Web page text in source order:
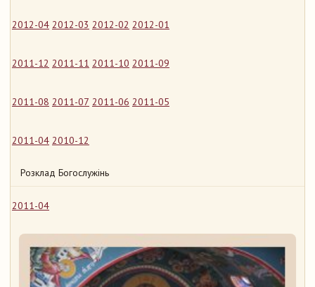
2012-04 2012-03 2012-02 2012-01
2011-12 2011-11 2011-10 2011-09
2011-08 2011-07 2011-06 2011-05
2011-04 2010-12
Розклад Богослужінь
2011-04